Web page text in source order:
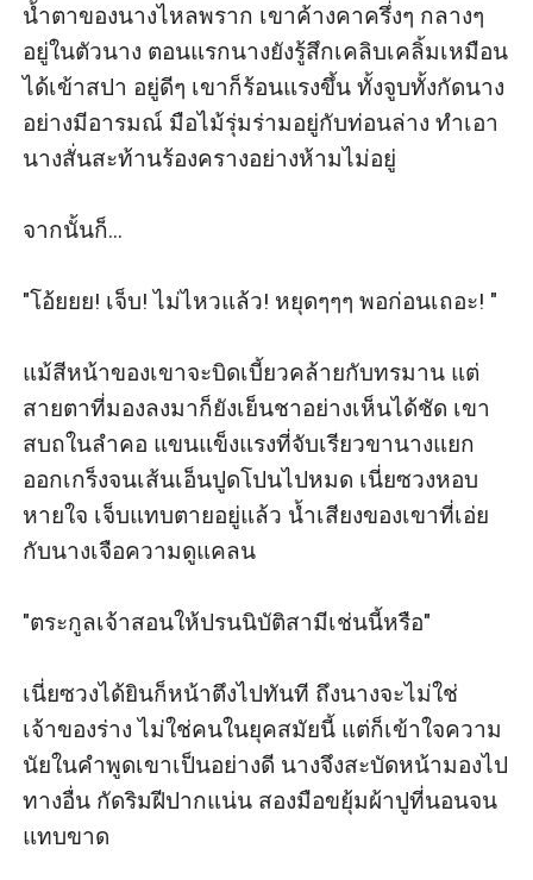
น้ำตาของนางไหลพราก เขาค้างคาครึ่งๆ กลางๆ
อยู่ในตัวนาง ตอนแรกนางยังรู้สึกเคลิบเคลิ้มเหมือน
ได้เข้าสปา อยู่ดีๆ เขาก็ร้อนแรงขึ้น ทั้งจูบทั้งกัดนาง
อย่างมีอารมณ์ มือไม้รุ่มร่ามอยู่กับท่อนล่าง ทำเอา
นางสั่นสะท้านร้องครางอย่างห้ามไม่อยู่
จากนั้นก็...
"โอ้ยยย! เจ็บ! ไม่ไหวแล้ว! หยุดๆๆๆ พอก่อนเถอะ! "
แม้สีหน้าของเขาจะบิดเบี้ยวคล้ายกับทรมาน แต่
สายตาที่มองลงมาก็ยังเย็นชาอย่างเห็นได้ชัด เขา
สบถในลำคอ แขนแข็งแรงที่จับเรียวขานางแยก
ออกเกร็งจนเส้นเอ็นปูดโปนไปหมด เนี่ยซวงหอบ
หายใจ เจ็บแทบตายอยู่แล้ว น้ำเสียงของเขาที่เอ่ย
กับนางเจือความดูแคลน
"ตระกูลเจ้าสอนให้ปรนนิบัติสามีเช่นนี้หรือ"
เนี่ยซวงได้ยินก็หน้าตึงไปทันที ถึงนางจะไม่ใช่
เจ้าของร่าง ไม่ใช่คนในยุคสมัยนี้ แต่ก็เข้าใจความ
นัยในคำพูดเขาเป็นอย่างดี นางจึงสะบัดหน้ามองไป
ทางอื่น กัดริมฝีปากแน่น สองมือขยุ้มผ้าปูที่นอนจน
แทบขาด